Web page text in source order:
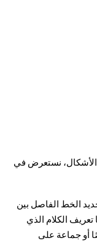
الأشكال، نستعرض في
الخط الفاصل بين
تعريف الكلام الذي
أو جماعة على